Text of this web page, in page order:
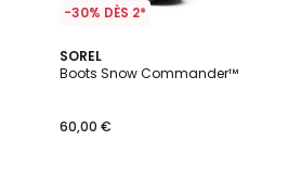
-30% DÈS 2*
SOREL
Boots Snow Commander™
60,00 €
2
Couleurs